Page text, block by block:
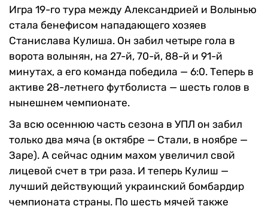
Игра 19-го тура между Александрией и Волынью
стала бенефисом нападающего хозяев
Станислава Кулиша. Он забил четыре гола в
ворота волынян, на 27-й, 70-й, 88-й и 91-й
минутах, а его команда победила — 6:0. Теперь в
активе 28-летнего футболиста — шесть голов в
нынешнем чемпионате.
За всю осеннюю часть сезона в УПЛ он забил
только два мяча (в октябре — Стали, в ноябре —
Заре). А сейчас одним махом увеличил свой
лицевой счет в три раза. И теперь Кулиш —
лучший действующий украинский бомбардир
чемпионата страны. По шесть мячей также